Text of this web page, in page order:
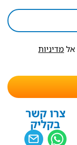
אל מדיניות
צרו קשר
בקליק